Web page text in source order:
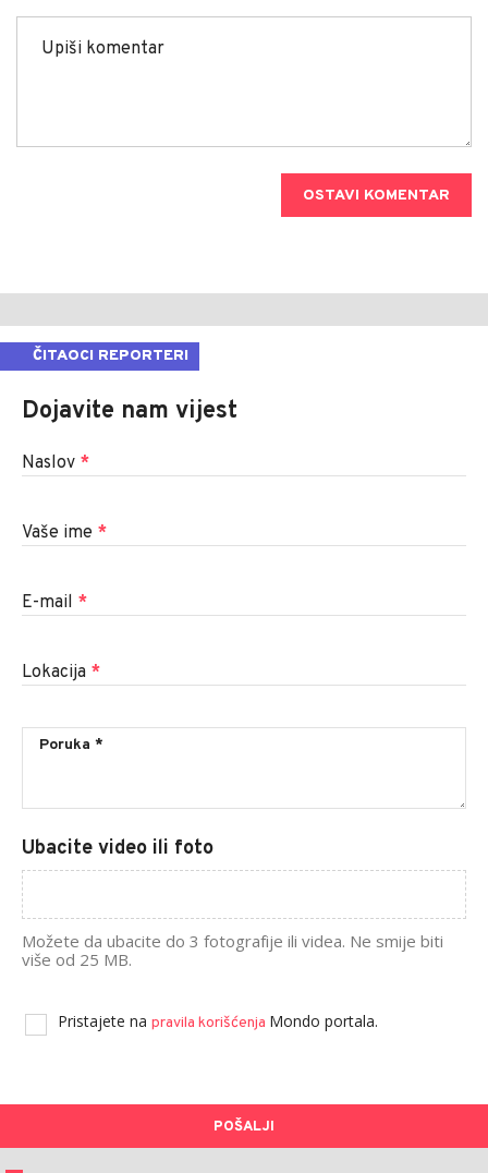
OSTAVI KOMENTAR
ČITAOCI REPORTERI
Dojavite nam vijest
Naslov *
Vaše ime *
E-mail *
Lokacija *
Ubacite video ili foto
Možete da ubacite do 3 fotografije ili videa. Ne smije biti
više od 25 MB.
Pristajete na pravila korišćenja Mondo portala.
POŠALJI